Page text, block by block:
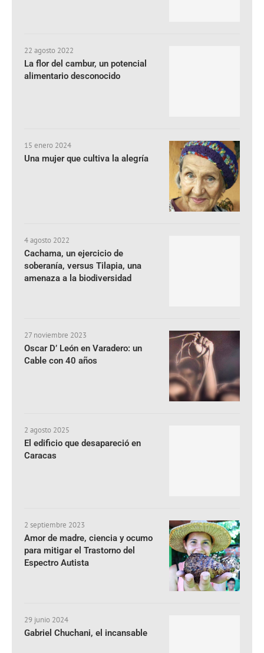
22 agosto 2022
La flor del cambur, un potencial
alimentario desconocido
15 enero 2024
Una mujer que cultiva la alegría
4 agosto 2022
Cachama, un ejercicio de
soberanía, versus Tilapia, una
amenaza a la biodiversidad
27 noviembre 2023
Oscar D’ León en Varadero: un
Cable con 40 años
2 agosto 2025
El edificio que desapareció en
Caracas
2 septiembre 2023
Amor de madre, ciencia y ocumo
para mitigar el Trastorno del
Espectro Autista
29 junio 2024
Gabriel Chuchani, el incansable